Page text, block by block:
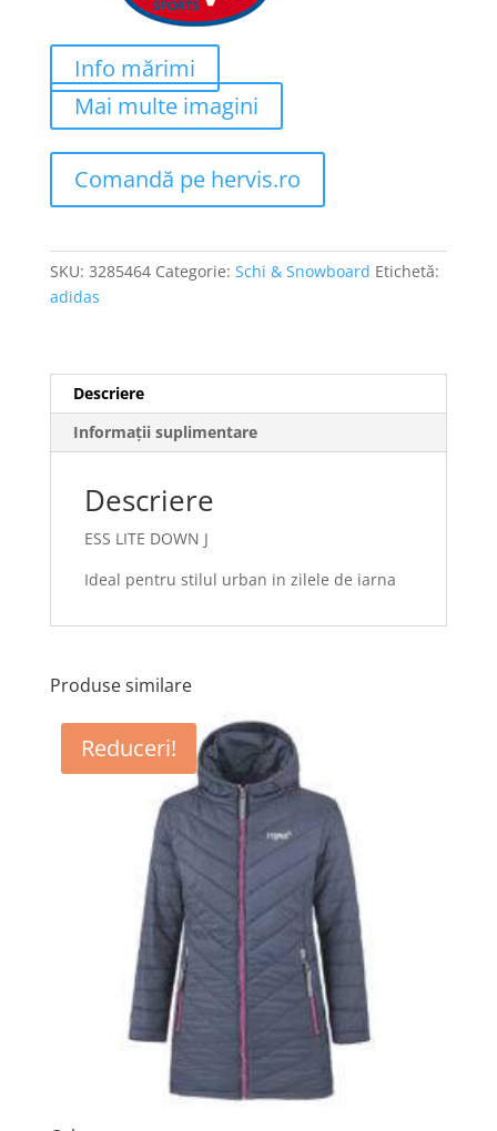
Info mărimi
Mai multe imagini
Comandă pe hervis.ro
SKU: 3285464 Categorie: Schi & Snowboard Etichetă:
adidas
Descriere
Informații suplimentare
Descriere
ESS LITE DOWN J
Ideal pentru stilul urban in zilele de iarna
Produse similare
Reduceri!